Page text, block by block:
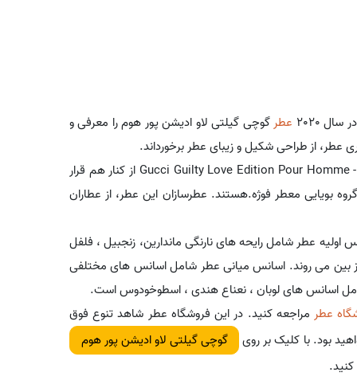
2020 عطر گوچی گیلتی لاو ادیشن پور هوم را معرفی و
عطر، از طراحی شکیل و زیبای عطر برخورداند.
گوچی کمپانی متعلق به ایتالیا است. گوچی گیلتی لاو ادیشن پور هوم - Gucci Guilty Love Edition Pour Homme از کنار هم قرار
معطر فوژه.هستند. عطرسازان این عطر، از عطاران
عطر شامل رایحه های نارنگی ماندارین، زنجبیل ، فلفل
از بین می روند. اسانس میانی عطر شامل اسانس های مختلفی
اسانس های لوبان ، نعناع هندی ، اسطوخودوس است.
عطر مراجعه کنید. در این فروشگاه عطر شاهد تنوع فوق
بود. با کلیک بر روی
گوچی گیلتی لاو ادیشن پور هوم